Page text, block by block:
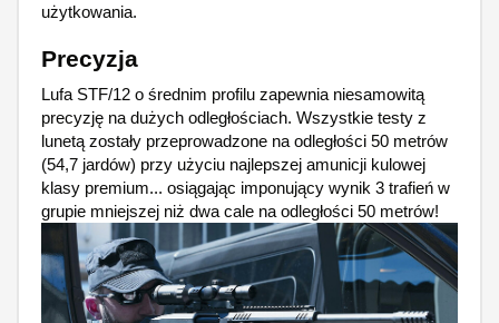
użytkowania.
Precyzja
Lufa STF/12 o średnim profilu zapewnia niesamowitą
precyzję na dużych odległościach. Wszystkie testy z
lunetą zostały przeprowadzone na odległości 50 metrów
(54,7 jardów) przy użyciu najlepszej amunicji kulowej
klasy premium... osiągając imponujący wynik 3 trafień w
grupie mniejszej niż dwa cale na odległości 50 metrów!